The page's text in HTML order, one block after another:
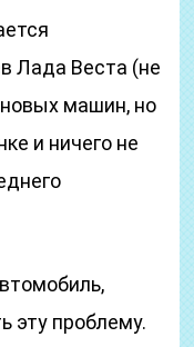
Лада Веста (не
машин, но
и ничего не
эту проблему.